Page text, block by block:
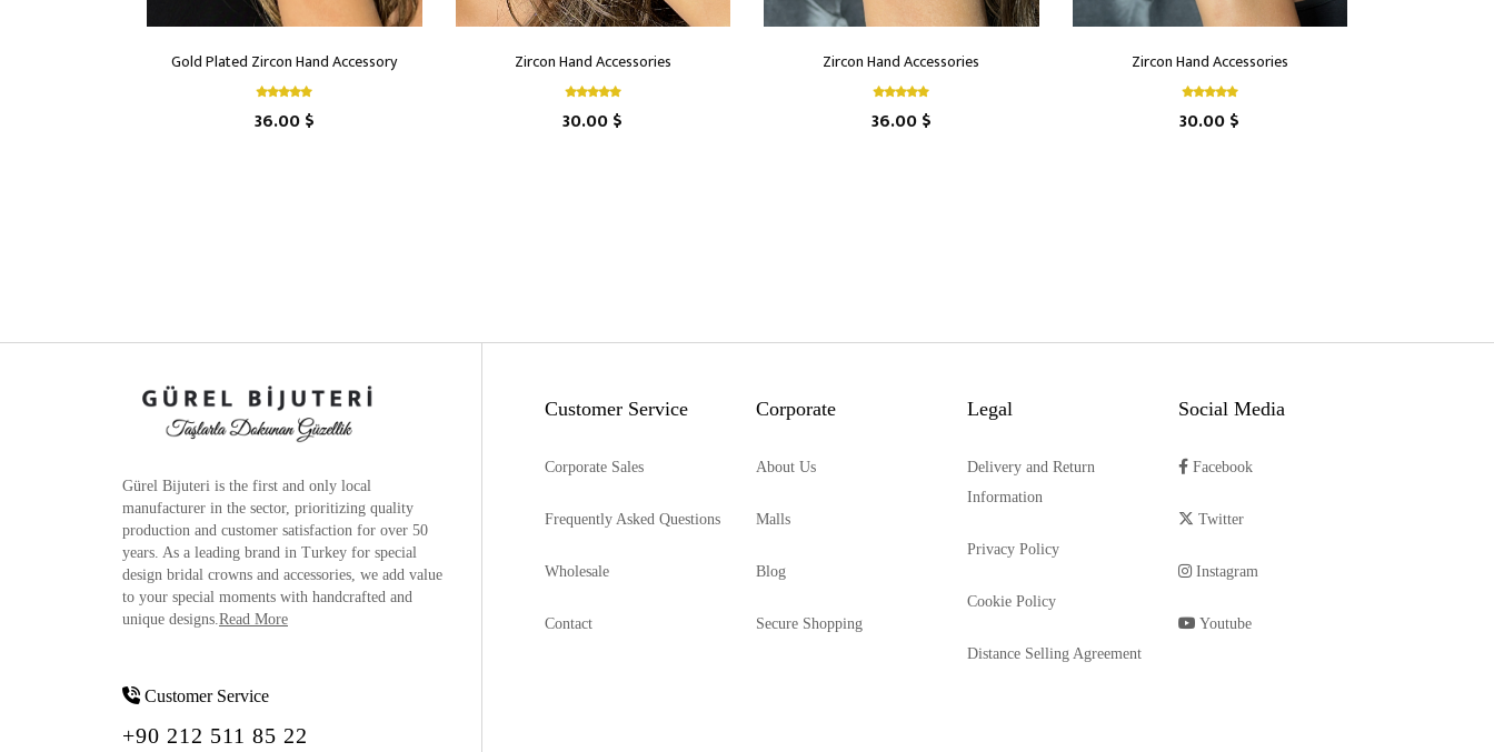
Gold Plated Zircon Hand Accessory
36.00 $
Zircon Hand Accessories
30.00 $
Zircon Hand Accessories
36.00 $
Zircon Hand Accessories
30.00 $
Gürel Bijuteri is the first and only local
manufacturer in the sector, prioritizing quality
production and customer satisfaction for over 50
years. As a leading brand in Turkey for special
design bridal crowns and accessories, we add value
to your special moments with handcrafted and
unique designs.Read More
Customer Service
+90 212 511 85 22
Customer Service
Corporate Sales
Frequently Asked Questions
Wholesale
Contact
Corporate
About Us
Malls
Blog
Secure Shopping
Legal
Delivery and Return
Information
Privacy Policy
Cookie Policy
Distance Selling Agreement
Social Media
Facebook
Twitter
Instagram
Youtube